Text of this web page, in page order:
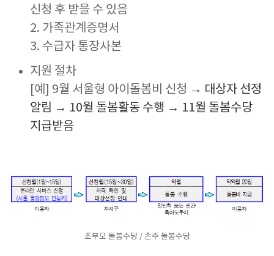
신청 후 받을 수 있음
2. 가족관계증명서
3. 수급자 통장사본
지원 절차
[예] 9월 서울형 아이돌봄비 신청 → 대상자 선정
알림 → 10월 돌봄활동 수행 → 11월 돌봄수당
지급받음
조부모 돌봄수당 / 손주 돌봄수당